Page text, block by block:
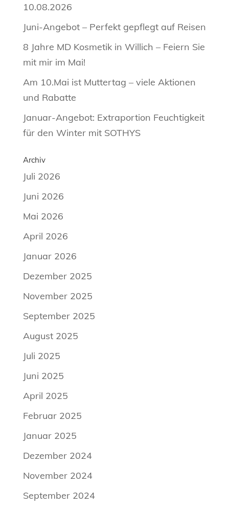
10.08.2026
Juni-Angebot – Perfekt gepflegt auf Reisen
8 Jahre MD Kosmetik in Willich – Feiern Sie
mit mir im Mai!
Am 10.Mai ist Muttertag – viele Aktionen
und Rabatte
Januar-Angebot: Extraportion Feuchtigkeit
für den Winter mit SOTHYS
Archiv
Juli 2026
Juni 2026
Mai 2026
April 2026
Januar 2026
Dezember 2025
November 2025
September 2025
August 2025
Juli 2025
Juni 2025
April 2025
Februar 2025
Januar 2025
Dezember 2024
November 2024
September 2024